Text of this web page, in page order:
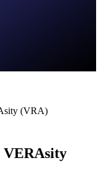
(VRA)
VERAsity